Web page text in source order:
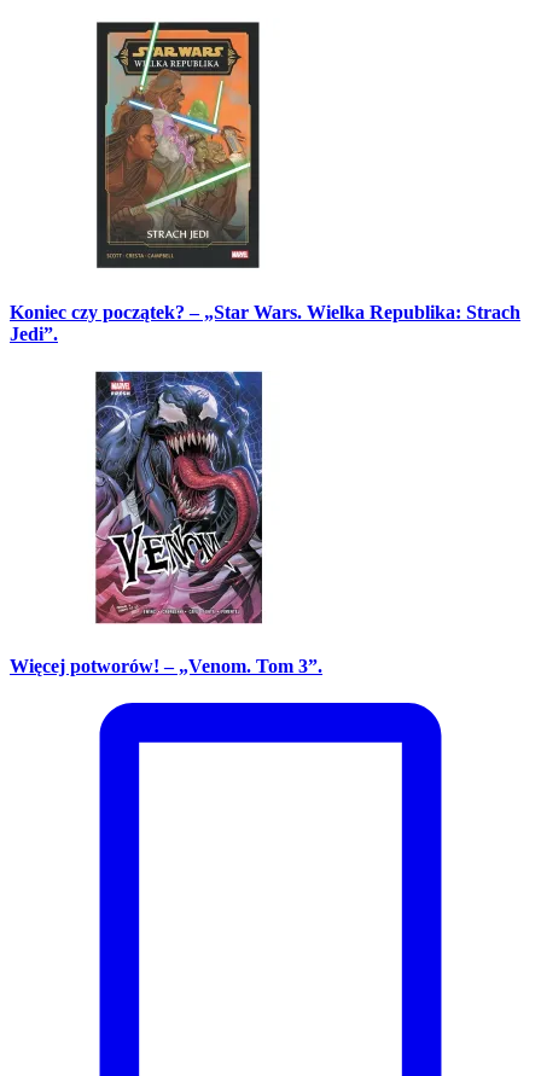
Koniec czy początek? – „Star Wars. Wielka Republika: Strach
Jedi”.
Więcej potworów! – „Venom. Tom 3”.